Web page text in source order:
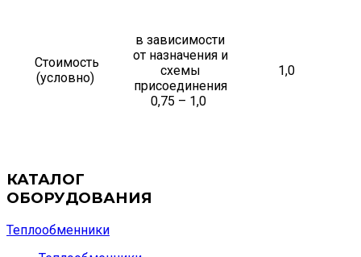
Стоимость
(условно)
в зависимости
от назначения и
схемы
присоединения
0,75 – 1,0
1,0
КАТАЛОГ
ОБОРУДОВАНИЯ
Теплообменники